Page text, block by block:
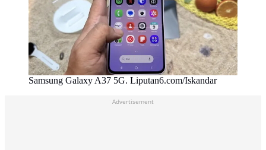
Samsung Galaxy A37 5G. Liputan6.com/Iskandar
Advertisement